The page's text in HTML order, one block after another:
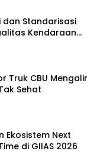
dan Standarisasi
Kendaraan
Truk CBU Mengalir
Sehat
Ekosistem Next
di GIIAS 2026